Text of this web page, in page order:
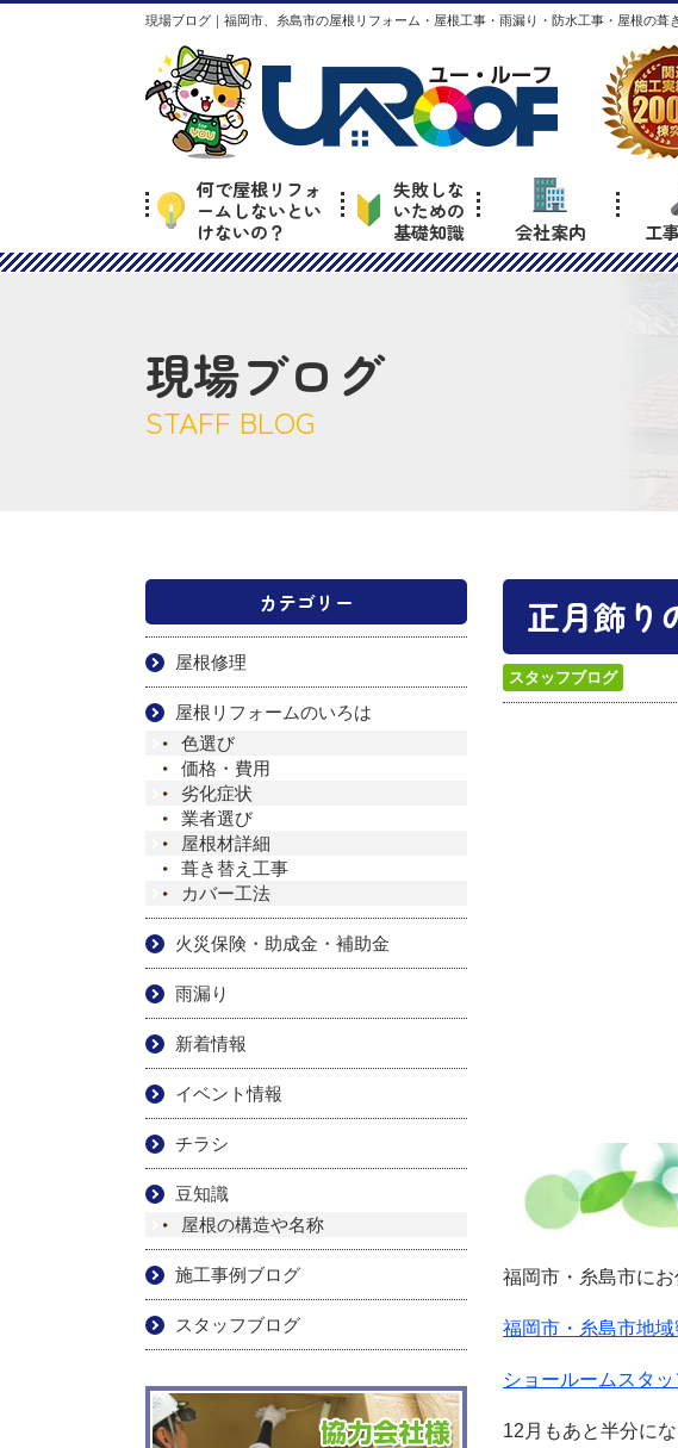
現場ブログ｜福岡市、糸島市の屋根リフォーム・屋根工事・雨漏り・防水工事・屋根の
何で屋根リフォ
ームしないとい
けないの？
失敗しな
いための
基礎知識
会社案内 工
現場ブログ
STAFF BLOG
正月飾り
スタッフブログ
福岡市・糸島市にお
福岡市・糸島市地
ショールームスタ
12月もあと半分にな
カテゴリー
屋根修理
屋根リフォームのいろは
色選び
価格・費用
劣化症状
業者選び
屋根材詳細
葺き替え工事
カバー工法
火災保険・助成金・補助金
雨漏り
新着情報
イベント情報
チラシ
豆知識
屋根の構造や名称
施工事例ブログ
スタッフブログ